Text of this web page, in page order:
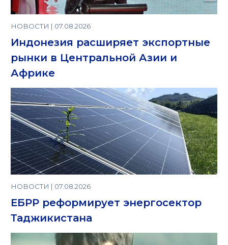
НОВОСТИ | 07.08.2026
Индонезия расширяет экспортные
рынки в Центральной Азии и
Африке
НОВОСТИ | 07.08.2026
ЕБРР реформирует энергосектор
Таджикистана